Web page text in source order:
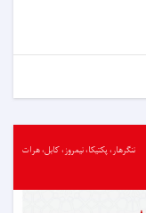
ننګرهار، پکتیکا، نیمروز، کابل، هرات